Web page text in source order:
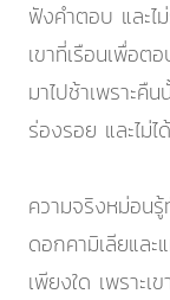
ฟังคำตอบ และไ
เขาที่เรือนเพื่อต
มาไปช้าเพรา
ร่องรอย และไม่
ความจริงหม่อน
ดอกคามิเลียและ
เพียงใด เพราะ